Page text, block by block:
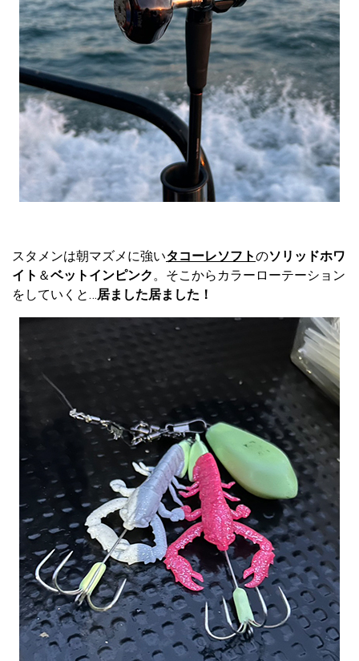
スタメンは朝マズメに強いタコーレソフトのソリッドホワ
イト ＆ベットインピンク。そこからカラーローテーション
をしていくと…居ました居ました！